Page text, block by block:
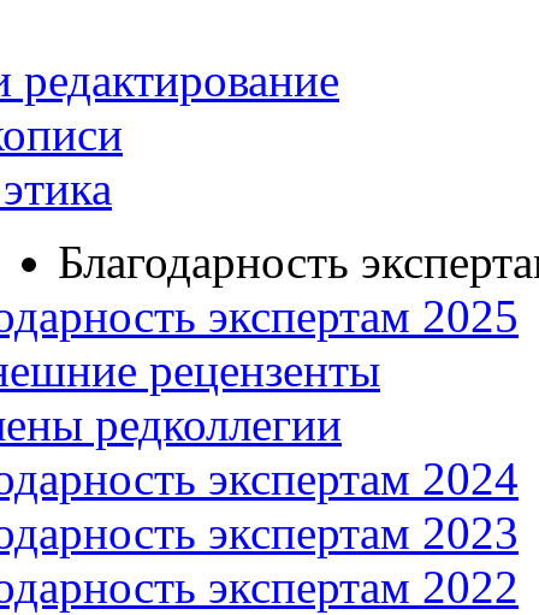
редактирование
Благодарность
экспертам 2025
рецензенты
редколлегии
экспертам 2024
экспертам 2023
экспертам 2022